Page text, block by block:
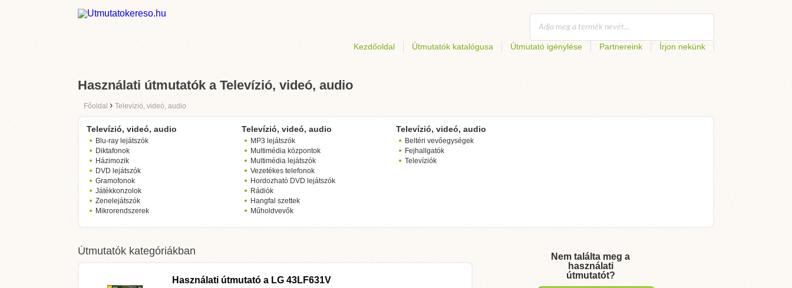
Kezdőoldal Útmutatók katalógusa Útmutató igénylése Partnereink Írjon nekünk
Használati útmutatók a Televízió, videó, audio
Főoldal › Televízió, videó, audio
Televízió, videó, audio
Blu-ray lejátszók
Diktafonok
Házimozik
DVD lejátszók
Gramofonok
Játékkonzolok
Zenelejátszók
Mikrorendszerek
Televízió, videó, audio
MP3 lejátszók
Multimédia központok
Multimédia lejátszók
Vezetékes telefonok
Hordozható DVD lejátszók
Rádiók
Hangfal szettek
Műholdvevők
Televízió, videó, audio
Beltéri vevőegységek
Fejhallgatók
Televíziók
Útmutatók kategóriákban
Használati útmutató a LG 43LF631V
Nem találta meg a
használati
útmutatót?